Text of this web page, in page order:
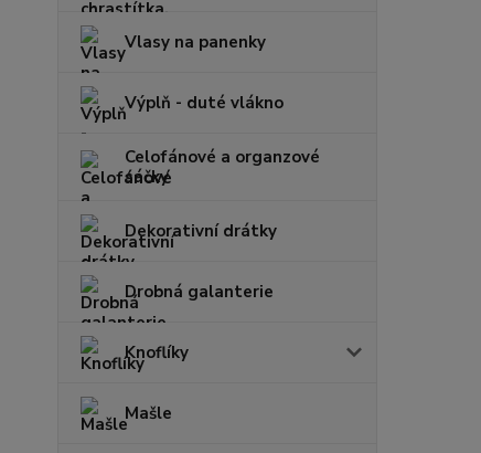
Vlasy na panenky
Výplň - duté vlákno
Celofánové a organzové
sáčky
Dekorativní drátky
Drobná galanterie
Knoflíky
Mašle